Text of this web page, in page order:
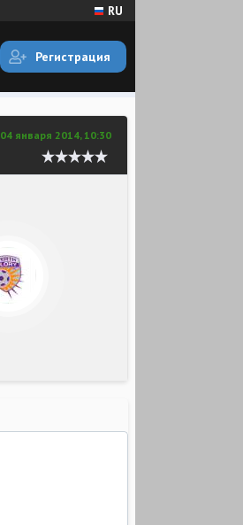
RU
Регистрация
04 января 2014, 10:30